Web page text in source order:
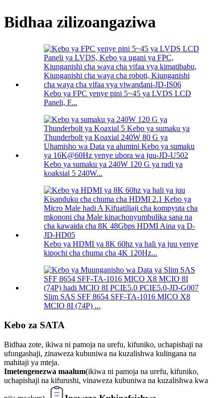
Bidhaa zilizoangaziwa
Kebo ya FPC yenye pini 5~45 ya LVDS LCD
Paneli, F...
Kebo ya sumaku ya 240W 120 G ya radi ya
koaksial 5 240W...
Kebo ya HDMI ya 8K 60hz ya hali ya juu yenye
kipochi cha chuma cha 4K 120Hz...
Slim SAS SFF 8654 SFF-TA-1016 MICO X8
MCIO 8I (74P) ...
Kebo za SATA
Bidhaa zote, ikiwa ni pamoja na urefu, kifuniko, uchapishaji na
ufungashaji, zinaweza kubuniwa na kuzalishwa kulingana na
mahitaji ya mteja.
Imetengenezwa maalum(ikiwa ni pamoja na urefu, kifuniko,
uchapishaji na kifurushi, vinaweza kubuniwa na kuzalishwa kwa